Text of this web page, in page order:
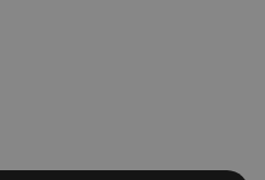
Bella Aluminiu, 26", 145-170 cm,